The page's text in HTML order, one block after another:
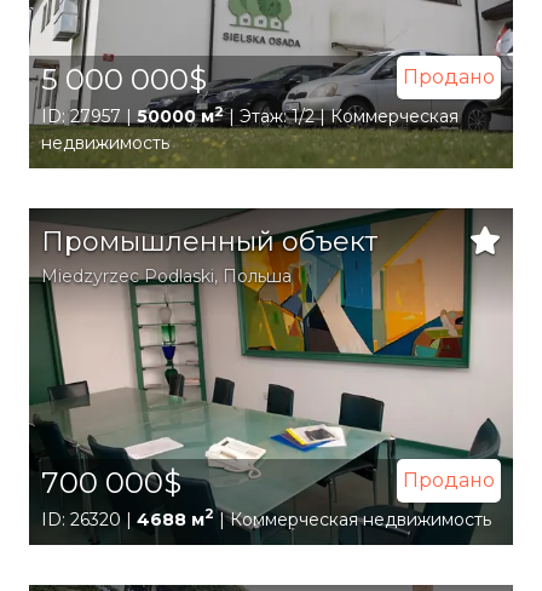
5 000 000$ Продано
ID: 27957 | 50000 м2| Этаж: 1/2 | Коммерческая
недвижимость
Промышленный объект
Miedzyrzec Podlaski, Польша
700 000$ Продано
ID: 26320 | 4688 м2 | Коммерческая недвижимость